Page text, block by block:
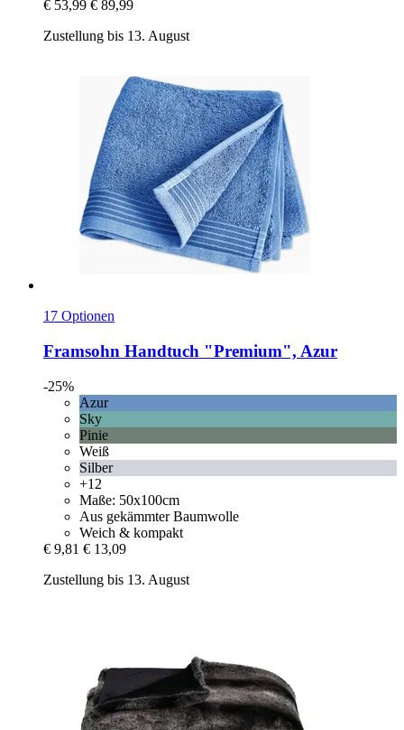
€ 53,99 € 89,99
Zustellung bis 13. August
17 Optionen
Framsohn Handtuch "Premium", Azur
-25%
Azur
Sky
Pinie
Weiß
Silber
+12
Maße: 50x100cm
Aus gekämmter Baumwolle
Weich & kompakt
€ 9,81 € 13,09
Zustellung bis 13. August